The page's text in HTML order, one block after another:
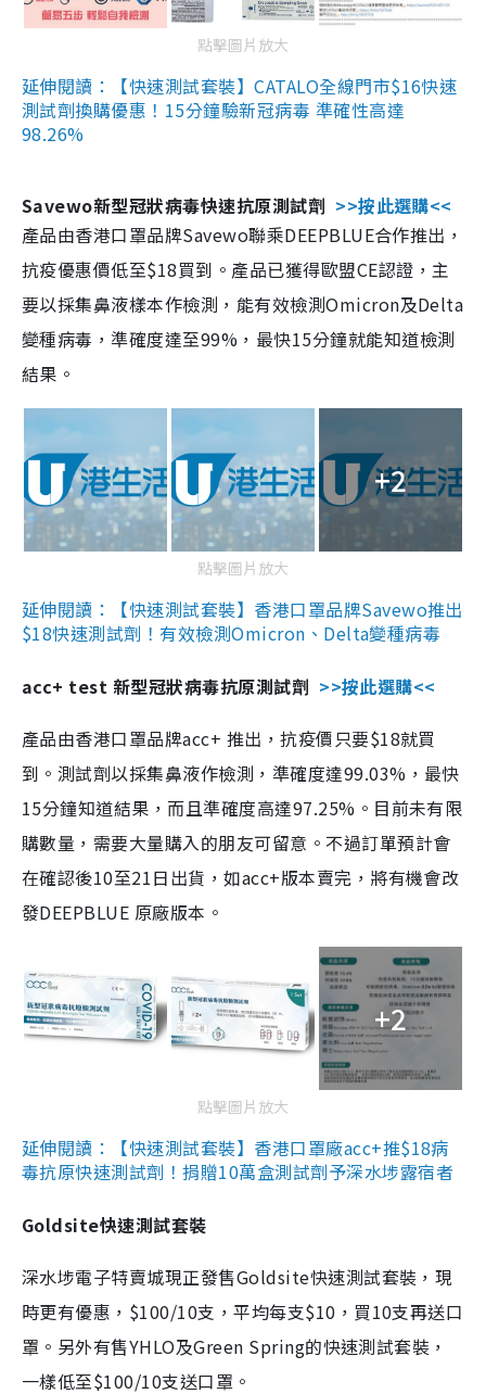
點擊圖片放大
延伸閱讀：【快速測試套裝】CATALO全線門市$16快速
測試劑換購優惠！15分鐘驗新冠病毒 準確性高達
98.26%
Savewo新型冠狀病毒快速抗原測試劑 >>按此選購<<
產品由香港口罩品牌Savewo聯乘DEEPBLUE合作推出，
抗疫優惠價低至$18買到。產品已獲得歐盟CE認證，主
要以採集鼻液樣本作檢測，能有效檢測Omicron及Delta
變種病毒，準確度達至99%，最快15分鐘就能知道檢測
結果。
+2
點擊圖片放大
延伸閱讀：【快速測試套裝】香港口罩品牌Savewo推出
$18快速測試劑！有效檢測Omicron、Delta變種病毒
acc+ test 新型冠狀病毒抗原測試劑 >>按此選購<<
產品由香港口罩品牌acc+ 推出，抗疫價只要$18就買
到。測試劑以採集鼻液作檢測，準確度達99.03%，最快
15分鐘知道結果，而且準確度高達97.25%。目前未有限
購數量，需要大量購入的朋友可留意。不過訂單預計會
在確認後10至21日出貨，如acc+版本賣完，將有機會改
發DEEPBLUE 原廠版本。
+2
點擊圖片放大
延伸閱讀：【快速測試套裝】香港口罩廠acc+推$18病
毒抗原快速測試劑！捐贈10萬盒測試劑予深水埗露宿者
Goldsite快速測試套裝
深水埗電子特賣城現正發售Goldsite快速測試套裝，現
時更有優惠，$100/10支，平均每支$10，買10支再送口
罩。另外有售YHLO及Green Spring的快速測試套裝，
一樣低至$100/10支送口罩。